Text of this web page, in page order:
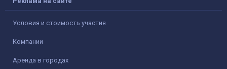
Условия и стоимость участия
Компании
Аренда в городах